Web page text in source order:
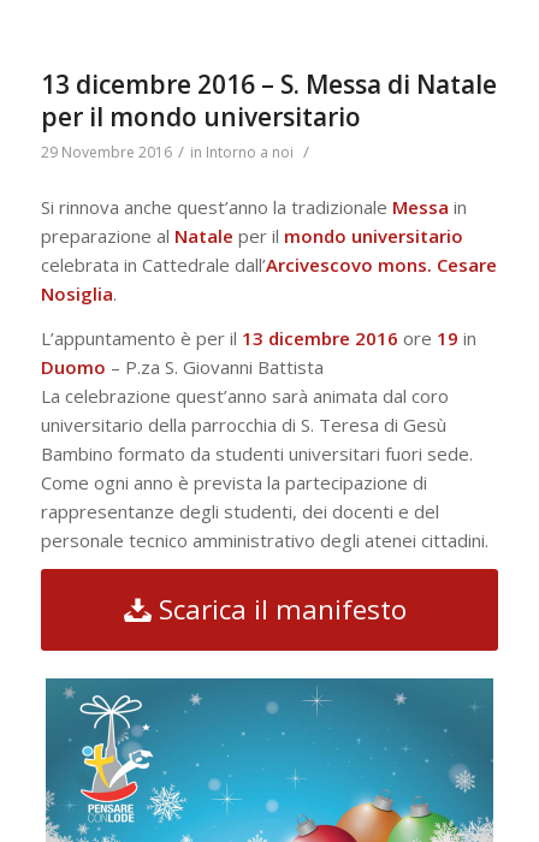
13 dicembre 2016 – S. Messa di Natale
per il mondo universitario
29 Novembre 2016 / in Intorno a noi /
Si rinnova anche quest’anno la tradizionale Messa in
preparazione al Natale per il mondo universitario
celebrata in Cattedrale dall’Arcivescovo mons. Cesare
Nosiglia.
L’appuntamento è per il 13 dicembre 2016 ore 19 in
Duomo – P.za S. Giovanni Battista
La celebrazione quest’anno sarà animata dal coro
universitario della parrocchia di S. Teresa di Gesù
Bambino formato da studenti universitari fuori sede.
Come ogni anno è prevista la partecipazione di
rappresentanze degli studenti, dei docenti e del
personale tecnico amministrativo degli atenei cittadini.
Scarica il manifesto